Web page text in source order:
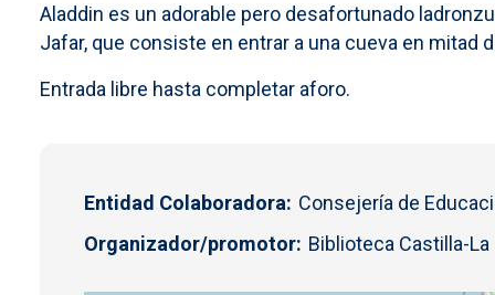
Aladdin es un adorable pero desafortunado
Jafar, que consiste en entrar a una cueva en
Entrada libre hasta completar aforo.
Entidad Colaboradora
Consejería de
Organizador/promotor Biblioteca Castilla-La